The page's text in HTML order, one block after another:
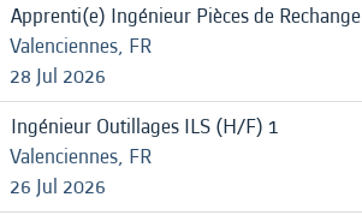
Apprenti(e) Ingénieur Pièces de Rechange
Valenciennes, FR
28 Jul 2026
Ingénieur Outillages ILS (H/F) 1
Valenciennes, FR
26 Jul 2026